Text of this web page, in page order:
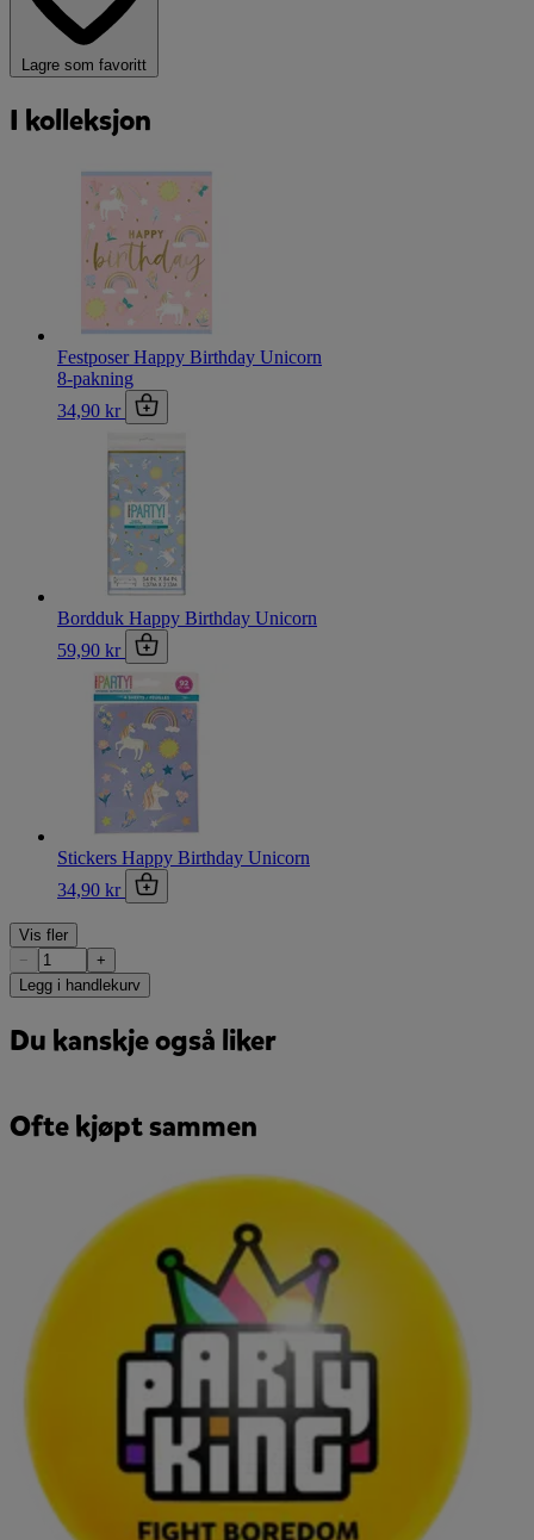
Lagre som favoritt
I kolleksjon
Festposer Happy Birthday Unicorn
8-pakning
34,90 kr
Bordduk Happy Birthday Unicorn
59,90 kr
Stickers Happy Birthday Unicorn
34,90 kr
Vis fler
−
+
Legg i handlekurv
Du kanskje også liker
Ofte kjøpt sammen